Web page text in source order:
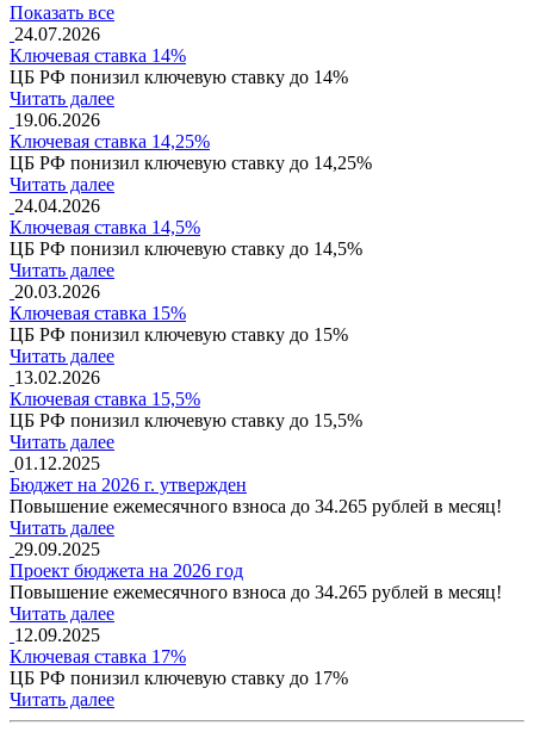
Показать все
24.07.2026
Ключевая ставка 14%
ЦБ РФ понизил ключевую ставку до 14%
Читать далее
19.06.2026
Ключевая ставка 14,25%
ЦБ РФ понизил ключевую ставку до 14,25%
Читать далее
24.04.2026
Ключевая ставка 14,5%
ЦБ РФ понизил ключевую ставку до 14,5%
Читать далее
20.03.2026
Ключевая ставка 15%
ЦБ РФ понизил ключевую ставку до 15%
Читать далее
13.02.2026
Ключевая ставка 15,5%
ЦБ РФ понизил ключевую ставку до 15,5%
Читать далее
01.12.2025
Бюджет на 2026 г. утвержден
Повышение ежемесячного взноса до 34.265 рублей в месяц!
Читать далее
29.09.2025
Проект бюджета на 2026 год
Повышение ежемесячного взноса до 34.265 рублей в месяц!
Читать далее
12.09.2025
Ключевая ставка 17%
ЦБ РФ понизил ключевую ставку до 17%
Читать далее